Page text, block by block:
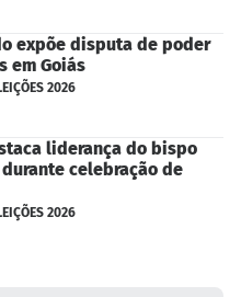
expõe disputa de poder
em Goiás
2026
liderança do bispo
celebração de
2026